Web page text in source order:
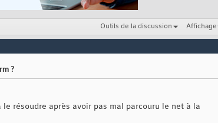
Outils de la discussion Affichage
?
résoudre après avoir pas mal parcouru le net à la